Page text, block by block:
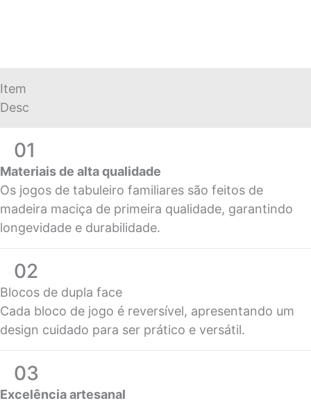
Item
Desc
01
Materiais de alta qualidade
Os jogos de tabuleiro familiares são feitos de
madeira maciça de primeira qualidade, garantindo
longevidade e durabilidade.
02
Blocos de dupla face
Cada bloco de jogo é reversível, apresentando um
design cuidado para ser prático e versátil.
03
Excelência artesanal